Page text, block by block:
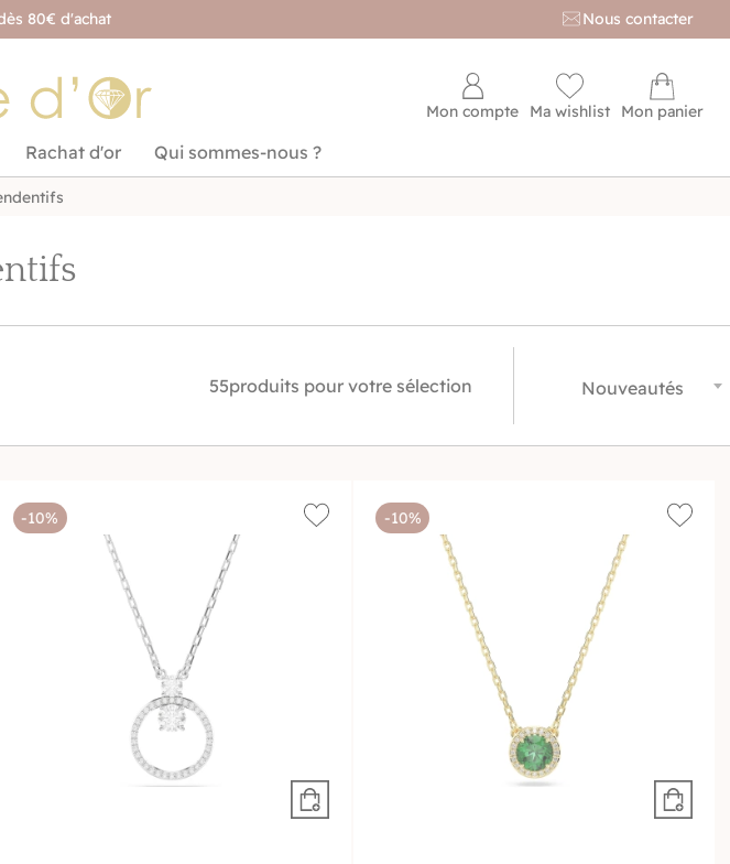
80€ d'achat Nous contacter
Mon compte Ma wishlist Mon panier
Rachat d'or Qui sommes-nous ?
55produits pour votre sélection Nouveautés
-10% -10%